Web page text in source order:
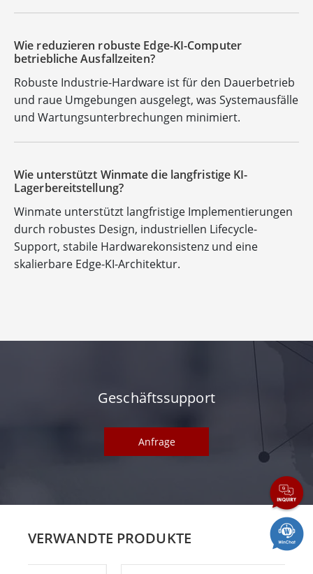
Wie reduzieren robuste Edge-KI-Computer
betriebliche Ausfallzeiten?
Robuste Industrie-Hardware ist für den Dauerbetrieb
und raue Umgebungen ausgelegt, was Systemausfälle
und Wartungsunterbrechungen minimiert.
Wie unterstützt Winmate die langfristige KI-
Lagerbereitstellung?
Winmate unterstützt langfristige Implementierungen
durch robustes Design, industriellen Lifecycle-
Support, stabile Hardwarekonsistenz und eine
skalierbare Edge-KI-Architektur.
Geschäftssupport
Anfrage
VERWANDTE PRODUKTE